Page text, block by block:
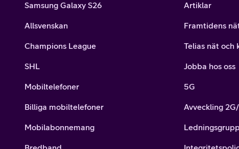
Samsung Galaxy S26
Allsvenskan
Champions League
SHL
Mobiltelefoner
Billiga mobiltelefoner
Mobilabonnemang
Artiklar
Framtidens
Telias nät och
Jobba hos oss
5G
Avveckling
Ledningsgrupp